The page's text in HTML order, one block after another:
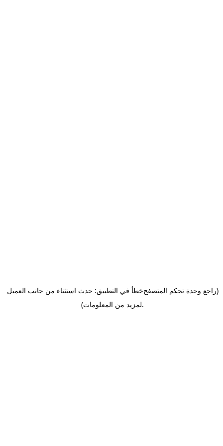
خطأ في التطبيق: حدث استثناء من جانب العميل(راجع وحدة تحكم المتصفح
لمزيد من المعلومات).